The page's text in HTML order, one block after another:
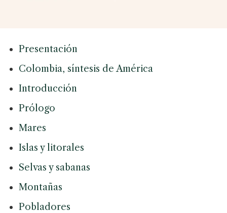
Presentación
Colombia, síntesis de América
Introducción
Prólogo
Mares
Islas y litorales
Selvas y sabanas
Montañas
Pobladores